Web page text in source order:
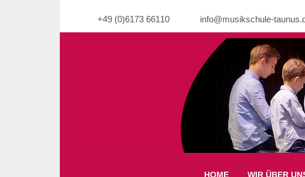
+49 (0)6173 66110 info@musikschule-
Warning: Undefined property: stdClass::$imglink in /mnt/
HOME WIR ÜBER